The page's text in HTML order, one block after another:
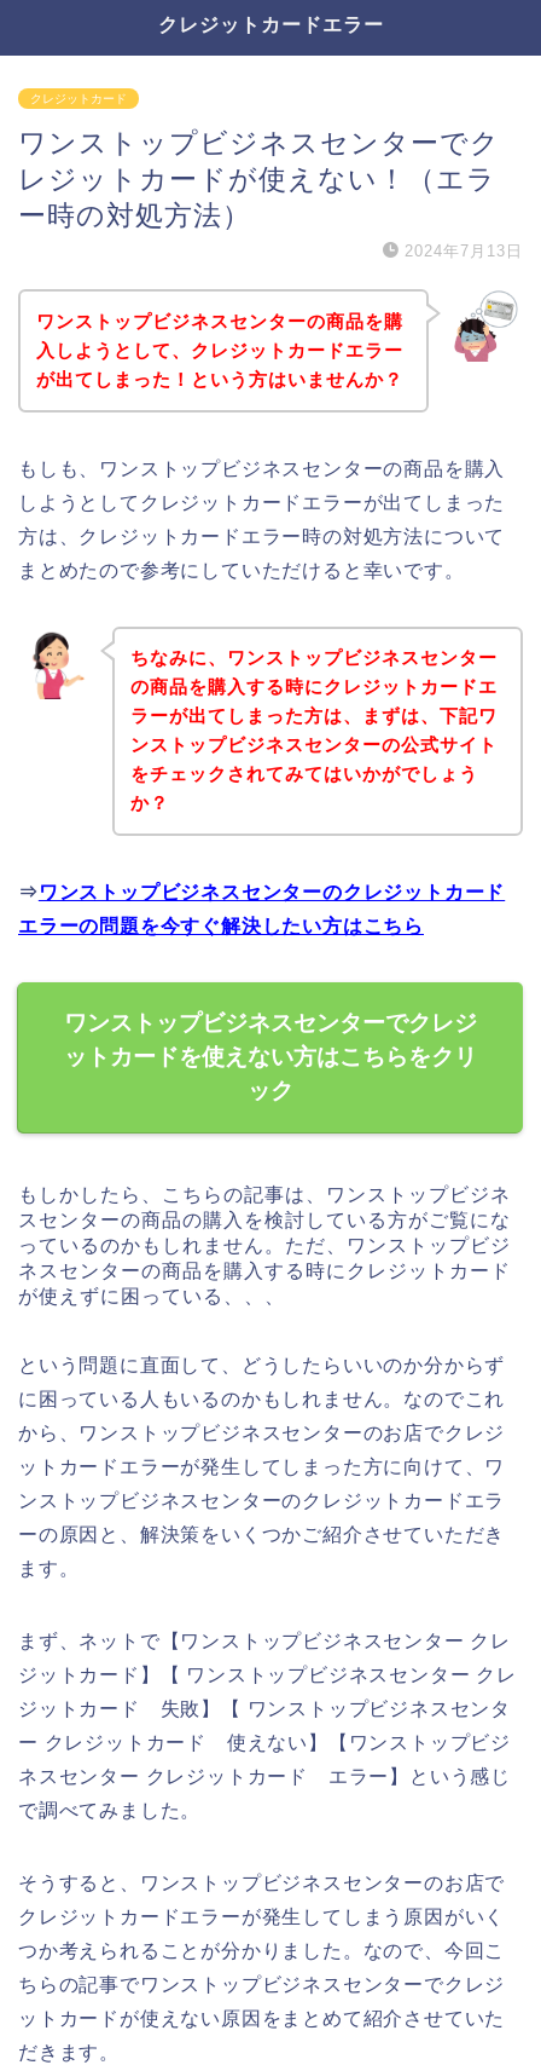
クレジットカードエラー
クレジットカード
ワンストップビジネスセンターでク
レジットカードが使えない！（エラ
ー時の対処方法）
2024年7月13日
ワンストップビジネスセンターの商品を購
入しようとして、クレジットカードエラー
が出てしまった！という方はいませんか？
もしも、ワンストップビジネスセンターの商品を購入
しようとしてクレジットカードエラーが出てしまった
方は、クレジットカードエラー時の対処方法について
まとめたので参考にしていただけると幸いです。
ちなみに、ワンストップビジネスセンター
の商品を購入する時にクレジットカードエ
ラーが出てしまった方は、まずは、下記ワ
ンストップビジネスセンターの公式サイト
をチェックされてみてはいかがでしょう
か？
⇒ ワンストップビジネスセンターのクレジットカード
エラーの問題を今すぐ解決したい方はこちら
ワンストップビジネスセンターでクレジ
ットカードを使えない方はこちらをクリ
ック
もしかしたら、こちらの記事は、ワンストップビジネ
スセンターの商品の購入を検討している方がご覧にな
っているのかもしれません。ただ、ワンストップビジ
ネスセンターの商品を購入する時にクレジットカード
が使えずに困っている、、、
という問題に直面して、どうしたらいいのか分からず
に困っている人もいるのかもしれません。なのでこれ
から、ワンストップビジネスセンターのお店でクレジ
ットカードエラーが発生してしまった方に向けて、ワ
ンストップビジネスセンターのクレジットカードエラ
ーの原因と、解決策をいくつかご紹介させていただき
ます。
まず、ネットで【ワンストップビジネスセンター クレ
ジットカード】【 ワンストップビジネスセンター クレ
ジットカード 失敗】【 ワンストップビジネスセンタ
ー クレジットカード 使えない】【ワンストップビジ
ネスセンター クレジットカード エラー】という感じ
で調べてみました。
そうすると、ワンストップビジネスセンターのお店で
クレジットカードエラーが発生してしまう原因がいく
つか考えられることが分かりました。なので、今回こ
ちらの記事でワンストップビジネスセンターでクレジ
ットカードが使えない原因をまとめて紹介させていた
だきます。